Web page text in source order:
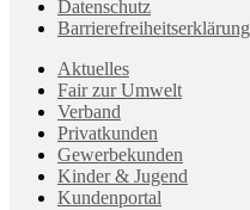
Datenschutz
Barrierefreiheitserklärung
Aktuelles
Fair zur Umwelt
Verband
Privatkunden
Gewerbekunden
Kinder & Jugend
Kundenportal